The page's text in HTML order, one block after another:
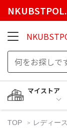
マイストア
TOP レディース